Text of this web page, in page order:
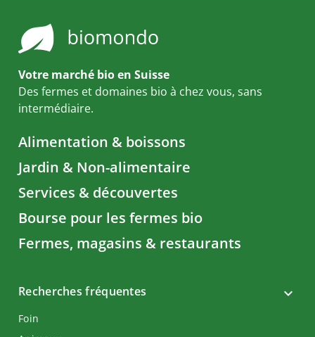
Votre marché bio en Suisse
Des fermes et domaines bio à chez vous, sans
intermédiaire.
Alimentation & boissons
Jardin & Non-alimentaire
Services & découvertes
Bourse pour les fermes bio
Fermes, magasins & restaurants
Recherches fréquentes
Foin